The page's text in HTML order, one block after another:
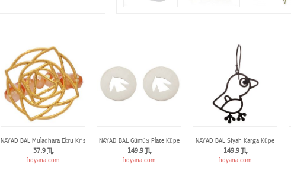
NAYAD BAL Muladhara Ekru Kristal Yüzük
37.9 TL
lidyana.com
NAYAD BAL Gümüş Plate Küpe
149.9 TL
lidyana.com
NAYAD BAL Siyah Karga Küpe
149.9 TL
lidyana.com